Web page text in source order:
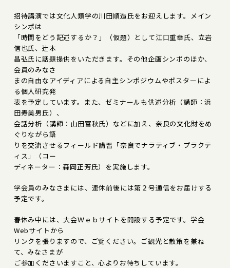
招待講演では文化人類学の川田順造氏をお迎えします。メイン
シンポは
「時間をどう記述するか？」（仮題）として江口重幸氏、立岩
信也氏、辻本
昌弘氏に話題提供をいただきます。その他企画シンポのほか、
会員のみなさ
まの自由なアイディアによる自主シンポジウムやポスターによ
る個人研究発
表を予定しています。また、ゼミナールも供述分析（講師：浜
田寿美男氏）、
会話分析（講師：山田富秋氏）などに加え、奈良の文化財をめ
ぐりながら語
りを交流させるフィールド講習「奈良でナラティブ・プラクテ
ィス」（コー
ディネーター：森岡正芳氏）を実施します。
学会員のみなさまには、連休前後には第２号通信をお届けする
予定です。
春休み中には、大会Ｗｅｂサイトを開設する予定です。学会
Webサイトから
リンクを張りますので、ご覧ください。ご観光と散策を兼ね
て、みなさまが
ご参加くださいますこと、心よりお待ちしています。